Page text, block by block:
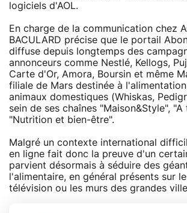
logiciels d'AOL.
En charge de la communication chez
BACULARD précise que le portail
diffuse depuis longtemps des
annonceurs comme Nestlé, Kellogs,
Carte d'Or, Amora, Boursin et même
filiale de Mars destinée à
animaux domestiques (Whiskas,
sein de ses chaînes "Maison&Style", "A
"Nutrition et bien-être".
Malgré un contexte international
en ligne fait donc la preuve d'un
parvient désormais à séduire des
l'alimentaire, en général présents sur
télévision ou les murs des grandes